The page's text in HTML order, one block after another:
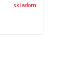
skladom